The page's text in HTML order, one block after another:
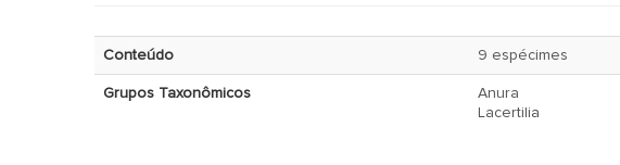
Conteúdo 9 espécimes
Grupos Taxonômicos
Anura
Lacertilia